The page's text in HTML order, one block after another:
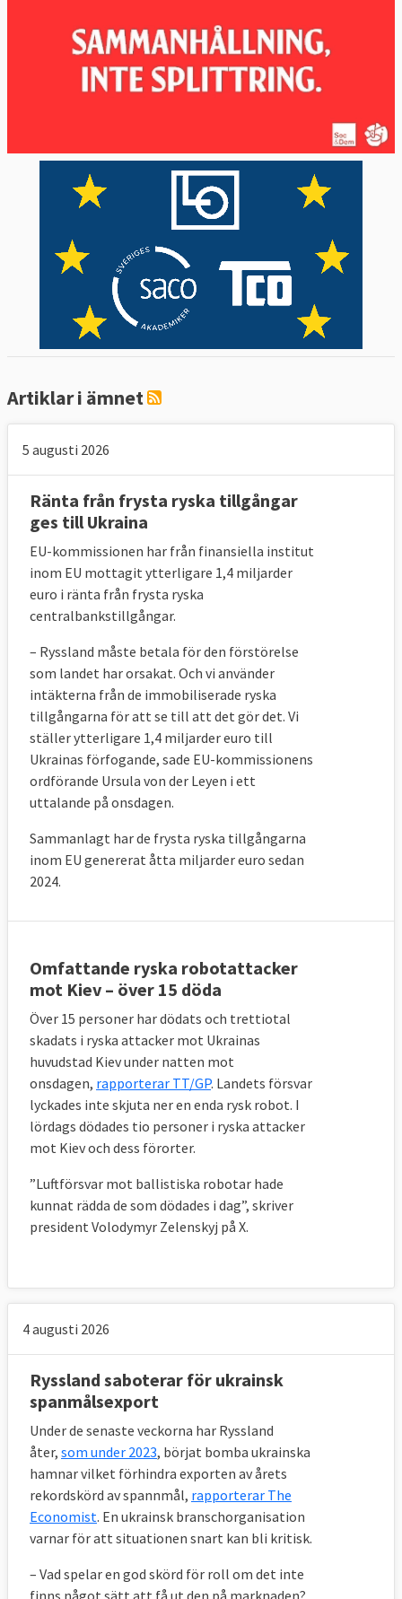
Artiklar i ämnet
5 augusti 2026
Ränta från frysta ryska tillgångar
ges till Ukraina
EU-kommissionen har från finansiella institut
inom EU mottagit ytterligare 1,4 miljarder
euro i ränta från frysta ryska
centralbankstillgångar.
– Ryssland måste betala för den förstörelse
som landet har orsakat. Och vi använder
intäkterna från de immobiliserade ryska
tillgångarna för att se till att det gör det. Vi
ställer ytterligare 1,4 miljarder euro till
Ukrainas förfogande, sade EU-kommissionens
ordförande Ursula von der Leyen i ett
uttalande på onsdagen.
Sammanlagt har de frysta ryska tillgångarna
inom EU genererat åtta miljarder euro sedan
2024.
Omfattande ryska robotattacker
mot Kiev – över 15 döda
Över 15 personer har dödats och trettiotal
skadats i ryska attacker mot Ukrainas
huvudstad Kiev under natten mot
onsdagen, rapporterar TT/GP. Landets försvar
lyckades inte skjuta ner en enda rysk robot. I
lördags dödades tio personer i ryska attacker
mot Kiev och dess förorter.
”Luftförsvar mot ballistiska robotar hade
kunnat rädda de som dödades i dag”, skriver
president Volodymyr Zelenskyj på X.
4 augusti 2026
Ryssland saboterar för ukrainsk
spanmålsexport
Under de senaste veckorna har Ryssland
åter, som under 2023, börjat bomba ukrainska
hamnar vilket förhindra exporten av årets
rekordskörd av spannmål, rapporterar The
Economist. En ukrainsk branschorganisation
varnar för att situationen snart kan bli kritisk.
– Vad spelar en god skörd för roll om det inte
finns något sätt att få ut den på marknaden?